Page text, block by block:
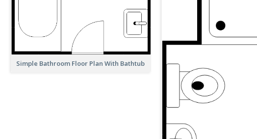
Simple Bathroom Floor Plan With Bathtub